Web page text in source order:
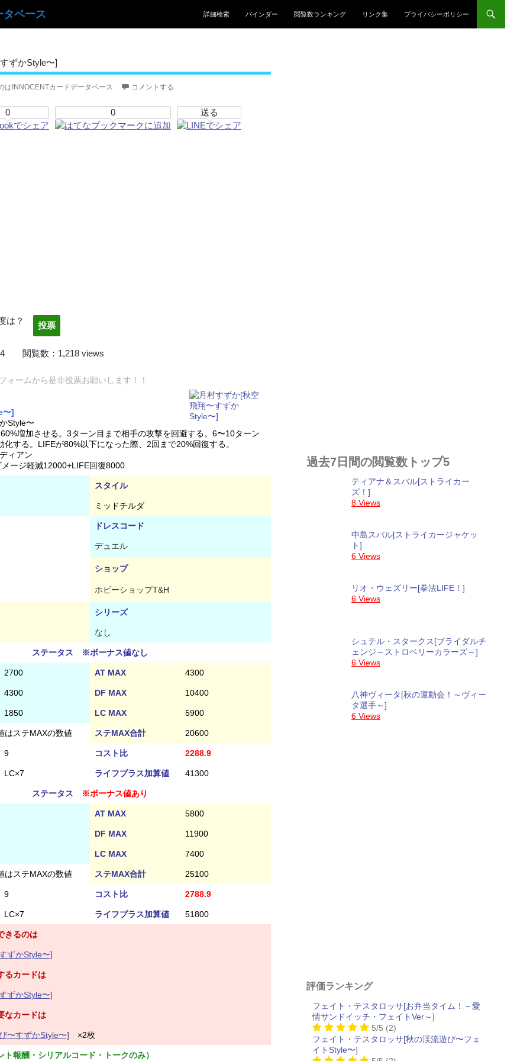
タベース
詳細検索
バインダー 閲覧数ランキング リンク集 プライバシーポリシー
ずかStyle〜]
はINNOCENTカードデータベース コメントする
0 0 送る
は？
03/14 閲覧数：1,218 views
ームから是非投票お願いします！！
〜]
Style〜
増加させる。3ターン目まで相手の攻撃を回避する。6〜10ターン
する。LIFEが80%以下になった際、2回まで20%回復する。
ィアン
ージ軽減12000+LIFE回復8000
スタイル
ミッドチルダ
ドレスコード
デュエル
ショップ
ホビーショップT&H
シリーズ
なし
ステータス ※ボーナス値なし
2700 AT MAX 4300
4300 DF MAX 10400
1850 LC MAX 5900
はステMAXの数値 ステMAX合計 20600
9 コスト比 2288.9
LC×7 ライフプラス加算値 41300
ステータス ※ボーナス値あり
AT MAX 5800
DF MAX 11900
LC MAX 7400
はステMAXの数値 ステMAX合計 25100
9 コスト比 2788.9
LC×7 ライフプラス加算値 51800
きるのは
ずかStyle〜]
るカードは
ずかStyle〜]
なカードは
〜すずかStyle〜] ×2枚
報酬・シリアルコード・トークのみ）
過去7日間の閲覧数トップ5
ティアナ＆スバル[ストライカー
ズ！]
8 Views
中島スバル[ストライカージャケッ
ト]
6 Views
リオ・ウェズリー[拳法LIFE！]
6 Views
シュテル・スタークス[ブライダルチ
ェンジ～ストロベリーカラーズ～]
6 Views
八神ヴィータ[秋の運動会！～ヴィー
タ選手～]
6 Views
評価ランキング
フェイト・テスタロッサ[お弁当タイム！～愛
情サンドイッチ・フェイトVer～]
5/5 (2)
フェイト・テスタロッサ[秋の渓流遊び〜フェ
イトStyle〜]